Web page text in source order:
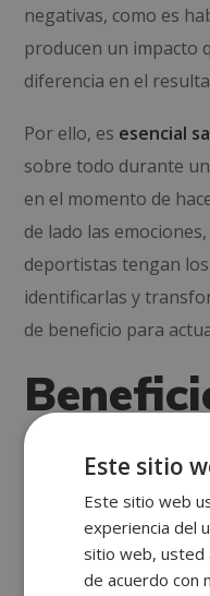
negativas, como es
producen un impacto
diferencia en el
Por ello, es esencial
sobre todo durante
en el momento de
de lado las
deportistas tengan
identificarlas y
de beneficio para
control
en el
Durante el tiempo
Este sitio
Este sitio web
experiencia del
sitio web, usted
de acuerdo con